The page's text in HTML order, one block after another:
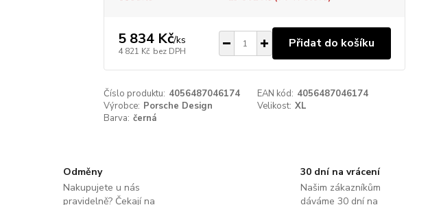
5 834 Kč/ks
4 821 Kč bez DPH
Přidat do košíku
Číslo produktu: 4056487046174 EAN kód: 4056487046174
Výrobce: Porsche Design Velikost: XL
Barva: černá
Odměny
Nakupujete u nás
pravidelně? Čekají na
30 dní na vrácení
Našim zákazníkům
dáváme 30 dní na